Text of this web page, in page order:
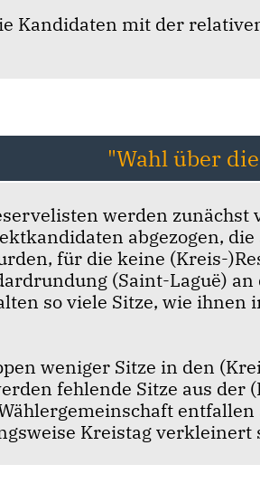
Kandidaten mit der
"Wahl über
werden
abgezogen,
für die keine (Kreis-
(Saint-Laguë)
so viele Sitze, wie
weniger Sitze in den
fehlende Sitze aus
Kreistag verkleinert